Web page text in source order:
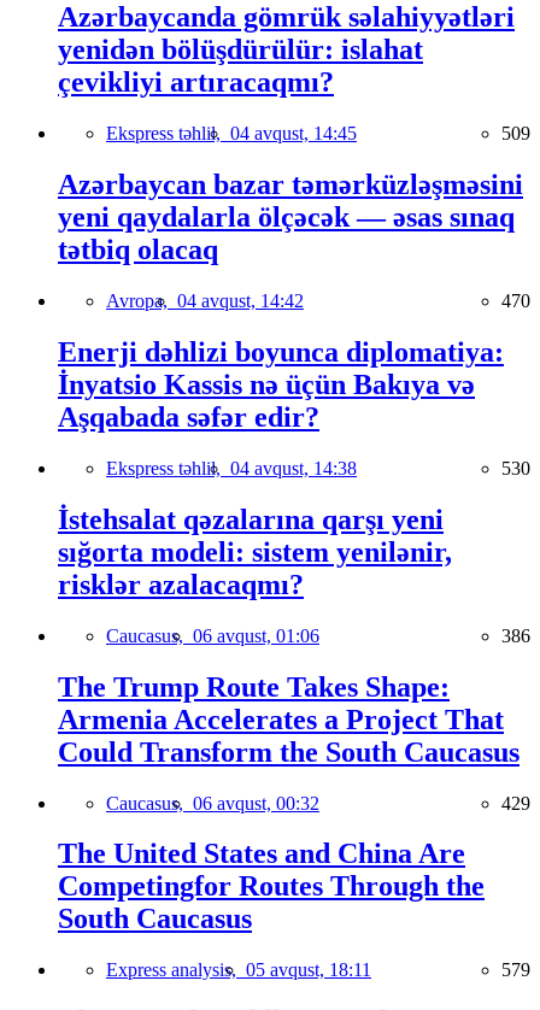
Azərbaycanda gömrük səlahiyyətləri
yenidən bölüşdürülür: islahat
çevikliyi artıracaqmı?
Ekspress təhlil, 04 avqust, 14:45 509
Azərbaycan bazar təmərküzləşməsini
yeni qaydalarla ölçəcək — əsas sınaq
tətbiq olacaq
Avropa, 04 avqust, 14:42 470
Enerji dəhlizi boyunca diplomatiya:
İnyatsio Kassis nə üçün Bakıya və
Aşqabada səfər edir?
Ekspress təhlil, 04 avqust, 14:38 530
İstehsalat qəzalarına qarşı yeni
sığorta modeli: sistem yenilənir,
risklər azalacaqmı?
Caucasus, 06 avqust, 01:06 386
The Trump Route Takes Shape:
Armenia Accelerates a Project That
Could Transform the South Caucasus
Caucasus, 06 avqust, 00:32 429
The United States and China Are
Competingfor Routes Through the
South Caucasus
Express analysis, 05 avqust, 18:11 579